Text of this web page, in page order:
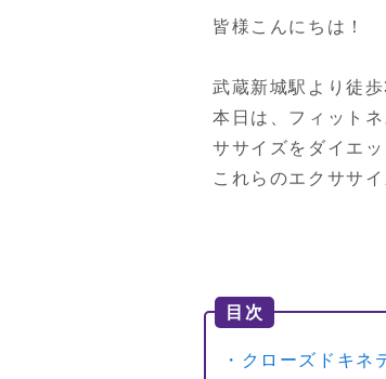
皆様こんにちは！
武蔵新城駅より徒
本日は、フィット
ササイズをダイエ
これらのエクササ
目次
・クローズドキネ